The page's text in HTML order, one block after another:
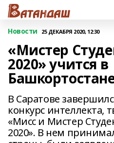
Новости 25 ДЕКАБРЯ 2020, 12:30
«Мистер
2020» учится в
В Саратове
конкурс интеллекта,
«Мисс и Мистер
2020». В нем